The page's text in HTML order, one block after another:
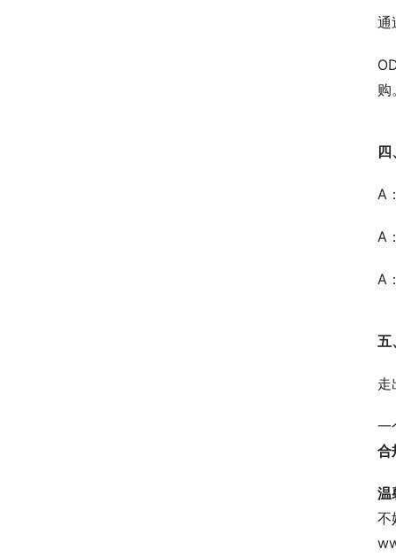
通
购。
A
A
A
五、
走
一
合
温
不